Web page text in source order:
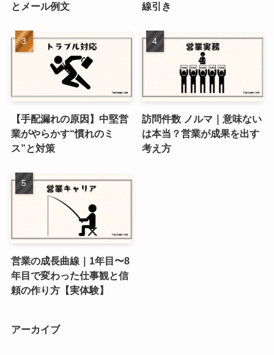
とメール例文
線引き
【手配漏れの原因】中堅営
業がやらかす“慣れのミ
ス”と対策
訪問件数 ノルマ｜意味ない
は本当？営業が成果を出す
考え方
営業の成長曲線｜1年目〜8
年目で変わった仕事観と信
頼の作り方【実体験】
アーカイブ